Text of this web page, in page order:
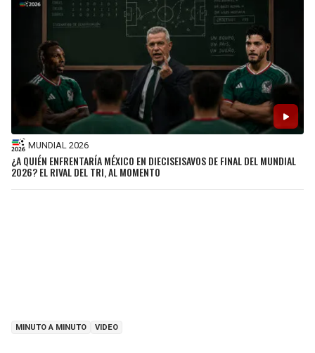
MUNDIAL 2026
¿A QUIÉN ENFRENTARÍA MÉXICO EN DIECISEISAVOS DE FINAL DEL MUNDIAL
2026? EL RIVAL DEL TRI, AL MOMENTO
MINUTO A MINUTO VIDEO